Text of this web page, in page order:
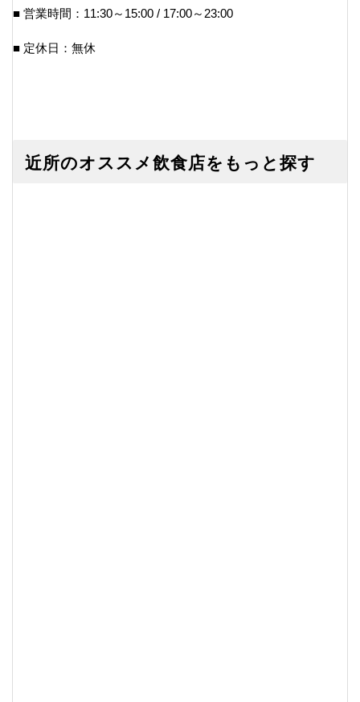
■ 営業時間：11:30～15:00 / 17:00～23:00
■ 定休日：無休
近所のオススメ飲食店をもっと探す